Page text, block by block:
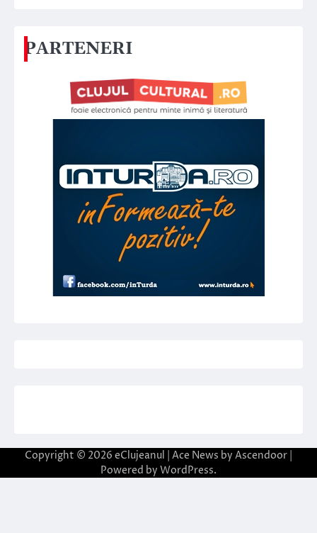
PARTENERI
Copyright © 2026 eClujeanul | Ace News by Ascendoor
Powered by WordPress.